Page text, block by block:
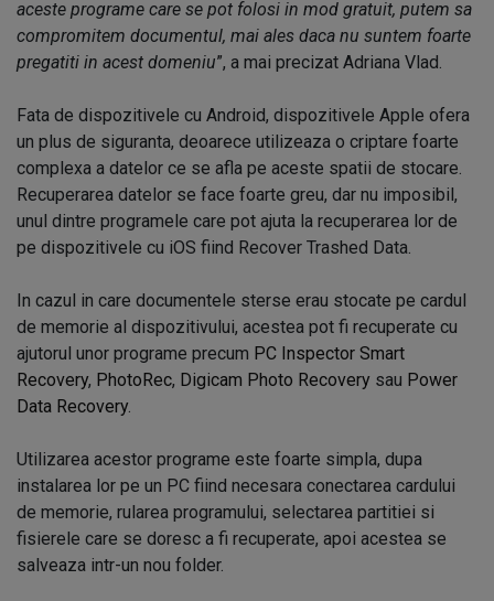
aceste programe care se pot folosi in mod gratuit, putem sa
compromitem documentul, mai ales daca nu suntem foarte
pregatiti in acest domeniu”, a mai precizat Adriana Vlad.
Fata de dispozitivele cu Android, dispozitivele Apple ofera
un plus de siguranta, deoarece utilizeaza o criptare foarte
complexa a datelor ce se afla pe aceste spatii de stocare.
Recuperarea datelor se face foarte greu, dar nu imposibil,
unul dintre programele care pot ajuta la recuperarea lor de
pe dispozitivele cu iOS fiind Recover Trashed Data.
In cazul in care documentele sterse erau stocate pe cardul
de memorie al dispozitivului, acestea pot fi recuperate cu
ajutorul unor programe precum PC Inspector Smart
Recovery, PhotoRec, Digicam Photo Recovery sau Power
Data Recovery.
Utilizarea acestor programe este foarte simpla, dupa
instalarea lor pe un PC fiind necesara conectarea cardului
de memorie, rularea programului, selectarea partitiei si
fisierele care se doresc a fi recuperate, apoi acestea se
salveaza intr-un nou folder.